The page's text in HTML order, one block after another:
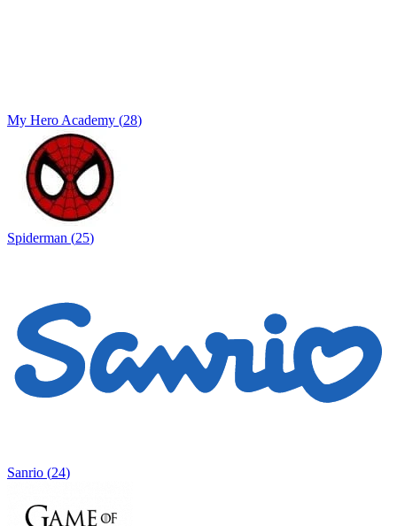
My Hero Academy (28)
Spiderman (25)
Sanrio (24)